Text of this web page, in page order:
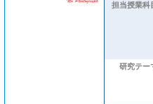
担当授業科
研究テー